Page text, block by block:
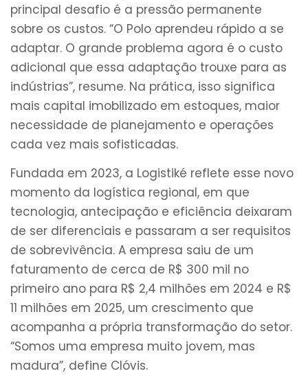
principal desafio é a pressão permanente
sobre os custos. “O Polo aprendeu rápido a se
adaptar. O grande problema agora é o custo
adicional que essa adaptação trouxe para as
indústrias”, resume. Na prática, isso significa
mais capital imobilizado em estoques, maior
necessidade de planejamento e operações
cada vez mais sofisticadas.
Fundada em 2023, a Logistiké reflete esse novo
momento da logística regional, em que
tecnologia, antecipação e eficiência deixaram
de ser diferenciais e passaram a ser requisitos
de sobrevivência. A empresa saiu de um
faturamento de cerca de R$ 300 mil no
primeiro ano para R$ 2,4 milhões em 2024 e R$
11 milhões em 2025, um crescimento que
acompanha a própria transformação do setor.
“Somos uma empresa muito jovem, mas
madura”, define Clóvis.